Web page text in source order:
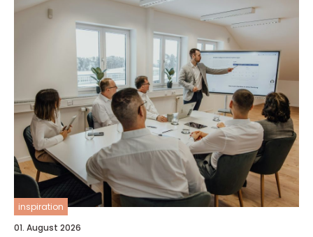
inspiration
01. August 2026